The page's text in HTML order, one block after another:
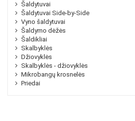
Šaldytuvai
Šaldytuvai Side-by-Side
Vyno šaldytuvai
Šaldymo dėžės
Šaldikliai
Skalbyklės
Džiovyklės
Skalbyklės - džiovyklės
Mikrobangų krosnelės
Priedai